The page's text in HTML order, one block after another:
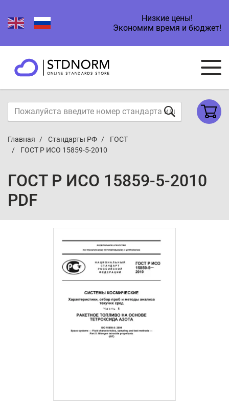
Низкие цены!
Экономим время и бюджет!
Главная Стандарты РФ
ГОСТ
ГОСТ Р ИСО 15859-5-2010
ГОСТ Р ИСО 15859-5-2010
PDF